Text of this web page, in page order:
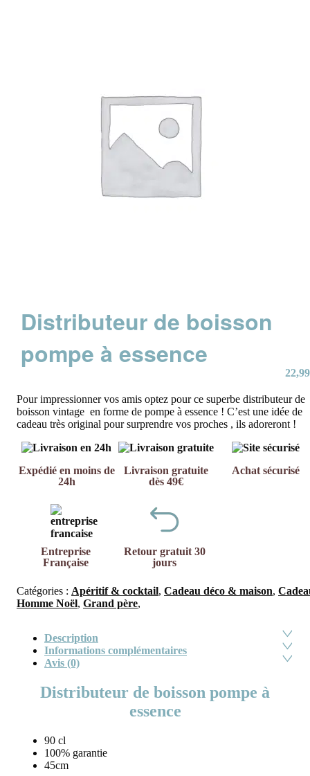
Distributeur de boisson
pompe à essence
22,99
Pour impressionner vos amis optez pour ce superbe distributeur de
boisson vintage en forme de pompe à essence ! C’est une idée de
cadeau très original pour surprendre vos proches , ils adoreront !
Expédié en moins de
24h
Livraison gratuite
dès 49€
Achat sécurisé
Entreprise
Française
Retour gratuit 30
jours
Catégories : Apéritif & cocktail, Cadeau déco & maison,
Homme Noël, Grand père,
Description
Informations complémentaires
Avis (0)
Distributeur de boisson pompe à
essence
90 cl
100% garantie
45cm